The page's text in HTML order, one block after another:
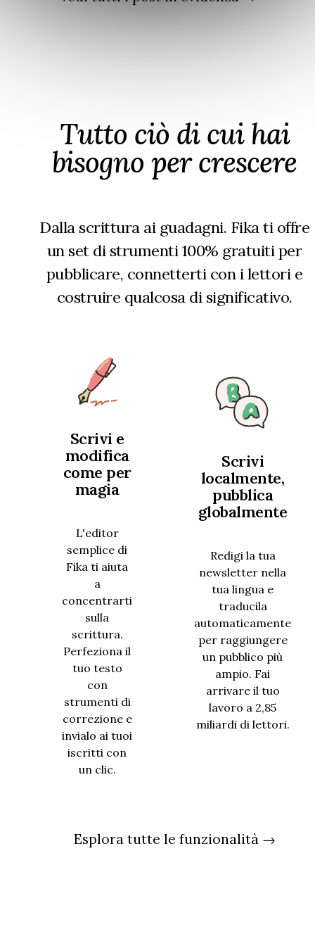
Tutto ciò di cui hai
bisogno per crescere
Dalla scrittura ai guadagni. Fika ti offre
un set di strumenti 100% gratuiti per
pubblicare, connetterti con i lettori e
costruire qualcosa di significativo.
Scrivi e
modifica
come per
magia
L'editor
semplice di
Fika ti aiuta
a
concentrarti
sulla
scrittura.
Perfeziona il
tuo testo
con
strumenti di
correzione e
invialo ai tuoi
iscritti con
un clic.
Scrivi
localmente,
pubblica
globalmente
Redigi la tua
newsletter nella
tua lingua e
traducila
automaticamente
per raggiungere
un pubblico più
ampio. Fai
arrivare il tuo
lavoro a 2,85
miliardi di lettori.
Esplora tutte le funzionalità →